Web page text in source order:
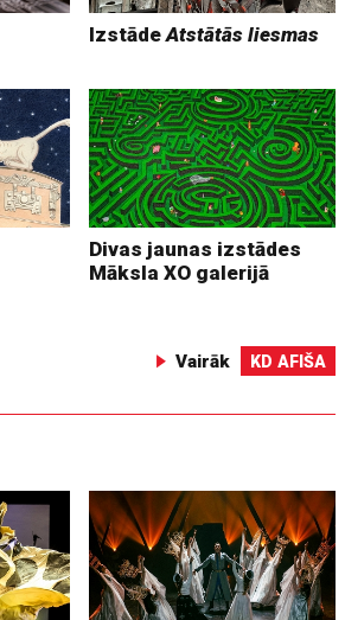
IzstādeAtstātās liesmas
Divas jaunas izstādes
Māksla XO galerijā
Vairāk KD AFIŠA